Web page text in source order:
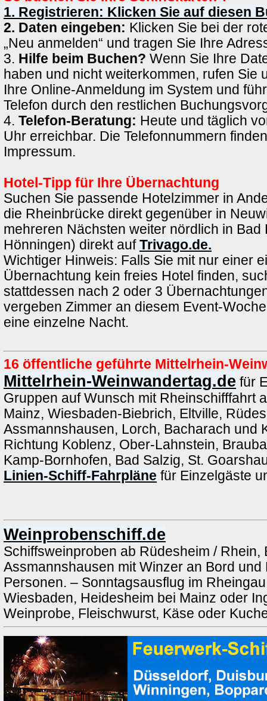
1. Registrieren: Klicken Sie auf diesen
2. Daten eingeben: Klicken Sie bei der
„Neu anmelden“ und tragen Sie Ihre
3. Hilfe beim Buchen? Wenn Sie Ihre
haben und nicht weiterkommen, rufen Sie
Ihre Online-Anmeldung im System und
Telefon durch den restlichen
4. Telefon-Beratung: Heute und täglich
Uhr erreichbar. Die Telefonnummern
Impressum.
Hotel-Tipp für Ihre Übernachtung
Suchen Sie passende Hotelzimmer in
die Rheinbrücke direkt gegenüber in
mehreren Nächsten weiter nördlich in Bad
Hönningen) direkt auf Trivago.de.
Wichtiger Hinweis: Falls Sie mit nur einer
Übernachtung kein freies Hotel finden,
stattdessen nach 2 oder 3
vergeben Zimmer an diesem Event-
eine einzelne Nacht.
16 öffentliche geführte Mittelrhein-
Mittelrhein-Weinwandertag.de für
Gruppen auf Wunsch mit Rheinschifffahrt
Mainz, Wiesbaden-Biebrich, Eltville,
Assmannshausen, Lorch, Bacharach und
Richtung Koblenz, Ober-Lahnstein,
Kamp-Bornhofen, Bad Salzig, St.
Linien-Schiff-Fahrpläne für Einzelgäste
Weinprobenschiff.de
Schiffsweinproben ab Rüdesheim / Rhein,
Assmannshausen mit Winzer an Bord und
Personen. – Sonntagsausflug im
Wiesbaden, Heidesheim bei Mainz oder
Weinprobe, Fleischwurst, Käse oder